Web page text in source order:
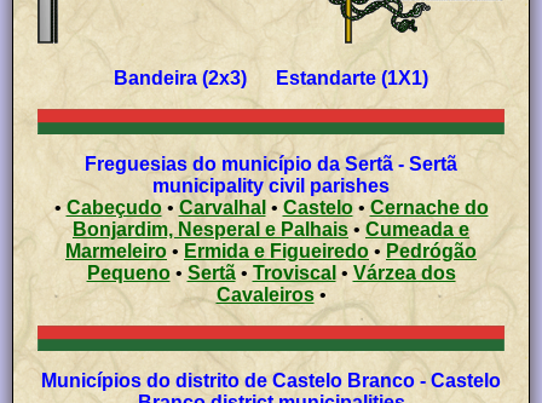
Bandeira (2x3) Estandarte (1X1)
Freguesias do município da Sertã - Sertã
municipality civil parishes
•Cabeçudo•Carvalhal • Castelo• Cernache do
Bonjardim, Nesperal e Palhais • Cumeada e
Marmeleiro • Ermida e Figueiredo • Pedrógão
Pequeno• Sertã• Troviscal • Várzea dos
Cavaleiros•
Municípios do distrito de Castelo Branco - Castelo